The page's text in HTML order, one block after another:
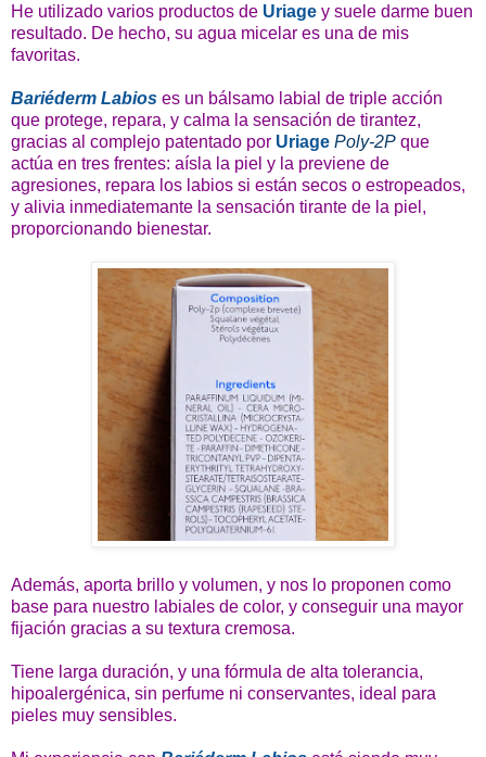
He utilizado varios productos de Uriage y suele darme buen
resultado. De hecho, su agua micelar es una de mis
favoritas.
Bariéderm Labios es un bálsamo labial de triple acción
que protege, repara, y calma la sensación de tirantez,
gracias al complejo patentado por Uriage Poly-2P que
actúa en tres frentes: aísla la piel y la previene de
agresiones, repara los labios si están secos o estropeados,
y alivia inmediatemante la sensación tirante de la piel,
proporcionando bienestar.
Además, aporta brillo y volumen, y nos lo proponen como
base para nuestro labiales de color, y conseguir una mayor
fijación gracias a su textura cremosa.
Tiene larga duración, y una fórmula de alta tolerancia,
hipoalergénica, sin perfume ni conservantes, ideal para
pieles muy sensibles.